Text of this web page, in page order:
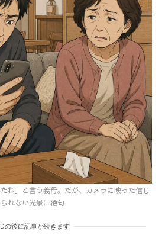
たわ」と言う義母。だが、カメラに映った信じ
られない光景に絶句
の後に記事が続きます